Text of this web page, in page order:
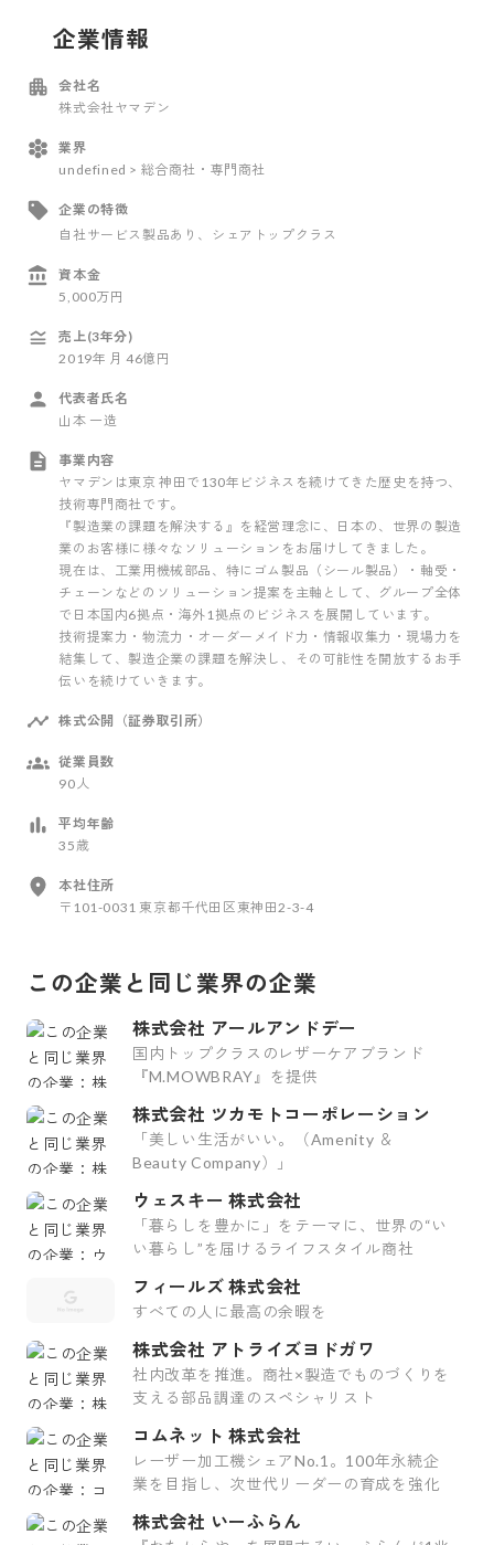
企業情報
会社名
株式会社ヤマデン
業界
undefined > 総合商社・専門商社
企業の特徴
自社サービス製品あり 、シェアトップクラス
資本金
5,000万円
売上(3年分)
2019年 月46億円
代表者氏名
山本 一造
事業内容
ヤマデンは東京 神田で130年ビジネスを続けてきた歴史を持つ、
技術専門商社です。
『製造業の課題を解決する』を経営理念に、日本の、世界の製造
業のお客様に様々なソリューションをお届けしてきました。
現在は、工業用機械部品、特にゴム製品（シール製品）・軸受・
チェーンなどのソリューション提案を主軸として、グループ全体
で日本国内6拠点・海外1拠点のビジネスを展開しています。
技術提案力・物流力・オーダーメイド力・情報収集力・現場力を
結集して、製造企業の課題を解決し、その可能性を開放するお手
伝いを続けていきます。
株式公開（証券取引所）
従業員数
90人
平均年齢
35歳
本社住所
〒101-0031 東京都千代田区東神田2-3-4
この企業と同じ業界の企業
株式会社 アールアンドデー
国内トップクラスのレザーケアブランド
『M.MOWBRAY』を提供
株式会社 ツカモトコーポレーション
「美しい生活がいい。（Amenity ＆
Beauty Company）」
ウェスキー 株式会社
「暮らしを豊かに」をテーマに、世界の“い
い暮らし”を届けるライフスタイル商社
フィールズ 株式会社
すべての人に最高の余暇を
株式会社 アトライズヨドガワ
社内改革を推進。商社×製造でものづくりを
支える部品調達のスペシャリスト
コムネット 株式会社
レーザー加工機シェアNo.1。100年永続企
業を目指し、次世代リーダーの育成を強化
株式会社 いーふらん